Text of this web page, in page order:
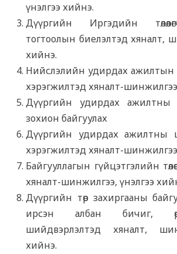
үнэлгээ хийнэ.
Дүүргийн Иргэдийн
тогтоолын биелэлтэд хяналт,
хийнэ.
Нийслэлийн удирдах ажилтын
хэрэгжилтэд хяналт-
Дүүргийн удирдах ажилтны
зохион байгуулах
Дүүргийн удирдах ажилтны
хэрэгжилтэд хяналт-
Байгууллагын гүйцэтгэлийн
хяналт-шинжилгээ, үнэлгээ
Дүүргийн төр захиргааны
ирсэн албан бичиг,
шийдвэрлэлтэд хяналт,
хийнэ.